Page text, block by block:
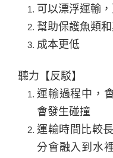
可以漂浮運輸
幫助保護魚類
成本更低
聽力【反駁】
運輸過程中，
會發生碰撞
運輸時間比較
分會融入到水